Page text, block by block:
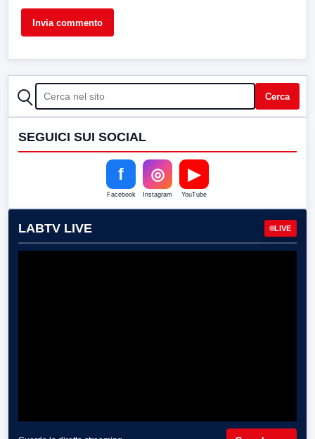
CERCA Cerca
SEGUICI SUI SOCIAL
f
Facebook
◎
Instagram
▶
YouTube
LABTV LIVE LIVE